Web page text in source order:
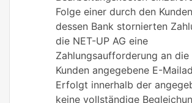
Folge einer durch den
dessen Bank stornierten
die NET-UP AG eine
Zahlungsaufforderung an die
Kunden angegebene E-
Erfolgt innerhalb der
keine vollständige